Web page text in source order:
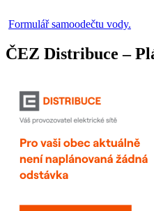
Formulář samoodečtu vody.
ČEZ Distribuce –